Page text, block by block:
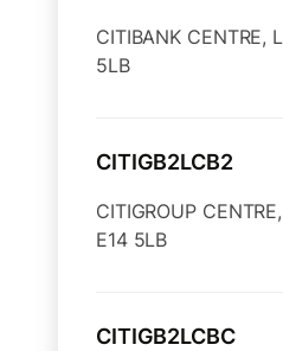
CITIBANK CENTRE,
5LB
CITIGB2LCB2
CITIGROUP
E14 5LB
CITIGB2LCBC